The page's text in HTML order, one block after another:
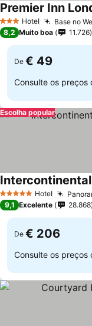
3 EstrelasHotel Base no
Premier Inn
8,2 Muito boa 11.726
De € 49
Consulte os preços
Escolha popular
5 Estrelas Hotel
Ver preços
9,1 Excelente 28.868
De € 206
Consulte os preços